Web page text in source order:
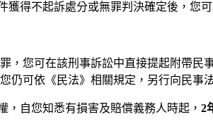
獲得不起訴處分或無罪判決確定後，您
，您可在該刑事訴訟中直接提起附帶民
仍可依《民法》相關規定，另行向民事
，自您知悉有損害及賠償義務人時起， 2